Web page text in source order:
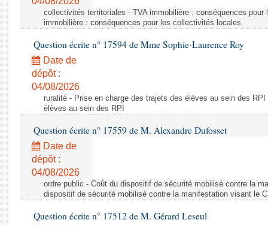
collectivités territoriales - TVA immobilière : conséquences
immobilière : conséquences pour les collectivités locales
Question écrite n° 17594 de Mme Sophie-Laurence Roy
Date de
dépôt :
04/08/2026
ruralité - Prise en charge des trajets des élèves au sein des
élèves au sein des RPI
Question écrite n° 17559 de M. Alexandre Dufosset
Date de
dépôt :
04/08/2026
ordre public - Coût du dispositif de sécurité mobilisé contre la
dispositif de sécurité mobilisé contre la manifestation visant le
Question écrite n° 17512 de M. Gérard Leseul